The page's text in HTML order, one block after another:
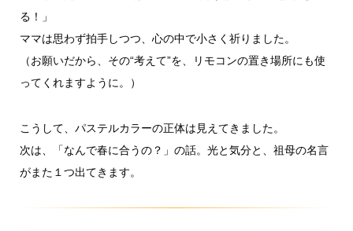
る！」
ママは思わず拍手しつつ、心の中で小さく祈りました。
（お願いだから、その“考えて”を、リモコンの置き場所にも使
ってくれますように。）
こうして、パステルカラーの正体は見えてきました。
次は、「なんで春に合うの？」の話。光と気分と、祖母の名言
がまた１つ出てきます。